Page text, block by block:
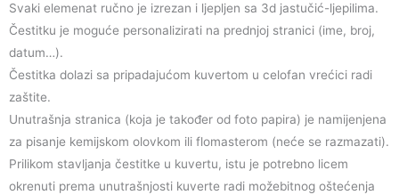
Svaki elemenat ručno je izrezan i ljepljen sa 3d jastučić-ljepilima.
Čestitku je moguće personalizirati na prednjoj stranici (ime, broj,
datum…).
Čestitka dolazi sa pripadajućom kuvertom u celofan vrećici radi
zaštite.
Unutrašnja stranica (koja je također od foto papira) je namijenjena
za pisanje kemijskom olovkom ili flomasterom (neće se razmazati).
Prilikom stavljanja čestitke u kuvertu, istu je potrebno licem
okrenuti prema unutrašnjosti kuverte radi možebitnog oštećenja